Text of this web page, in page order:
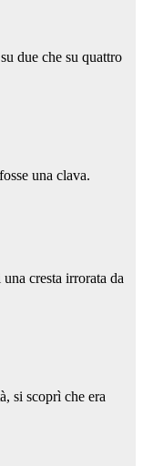
due che su quattro
una clava.
cresta irrorata da
si scoprì che era